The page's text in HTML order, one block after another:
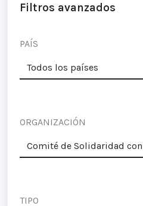
Filtros avanzados
PAÍS
ORGANIZACIÓN
TIPO